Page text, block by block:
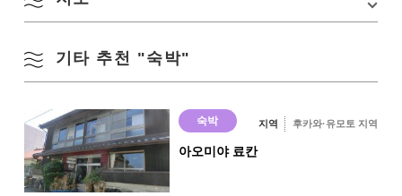
일본식 객실
인터넷 접속
예
기타 추천 "숙박"
숙박 지역 후카와·유모토 지역
아오미야 료칸